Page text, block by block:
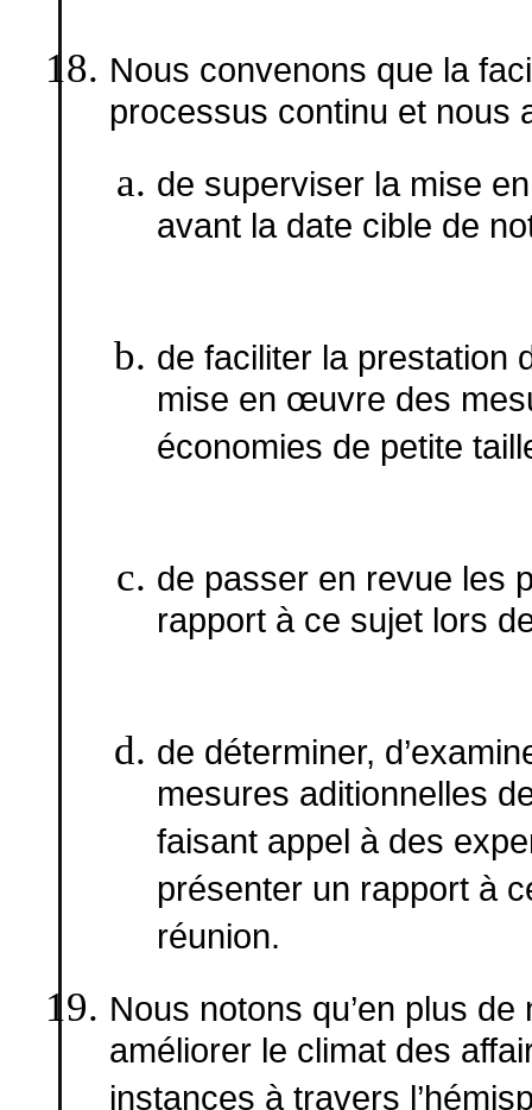
Nous convenons que la
processus continu et nous
de superviser la mise
avant la date cible de
de faciliter la prestation
mise en œuvre des
économies de petite
de passer en revue les
rapport à ce sujet lors
de déterminer,
mesures aditionnelles
faisant appel à des
présenter un rapport à
réunion.
Nous notons qu’en plus
améliorer le climat des